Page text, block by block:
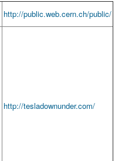
http://public.web.cern.ch/public/
http://tesladownunder.com/